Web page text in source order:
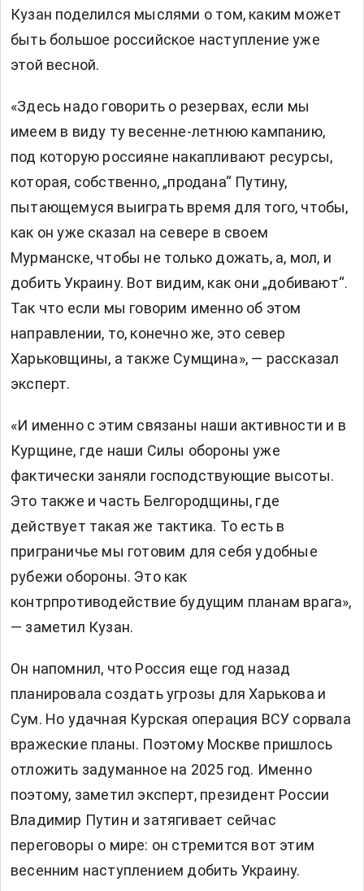
Кузан поделился мыслями о том, каким может
быть большое российское наступление уже
этой весной.
«Здесь надо говорить о резервах, если мы
имеем в виду ту весенне-летнюю кампанию,
под которую россияне накапливают ресурсы,
которая, собственно, „продана“ Путину,
пытающемуся выиграть время для того, чтобы,
как он уже сказал на севере в своем
Мурманске, чтобы не только дожать, а, мол, и
добить Украину. Вот видим, как они „добивают“.
Так что если мы говорим именно об этом
направлении, то, конечно же, это север
Харьковщины, а также Сумщина», — рассказал
эксперт.
«И именно с этим связаны наши активности и в
Курщине, где наши Силы обороны уже
фактически заняли господствующие высоты.
Это также и часть Белгородщины, где
действует такая же тактика. То есть в
приграничье мы готовим для себя удобные
рубежи обороны. Это как
контрпротиводействие будущим планам врага»,
— заметил Кузан.
Он напомнил, что Россия еще год назад
планировала создать угрозы для Харькова и
Сум. Но удачная Курская операция ВСУ сорвала
вражеские планы. Поэтому Москве пришлось
отложить задуманное на 2025 год. Именно
поэтому, заметил эксперт, президент России
Владимир Путин и затягивает сейчас
переговоры о мире: он стремится вот этим
весенним наступлением добить Украину.